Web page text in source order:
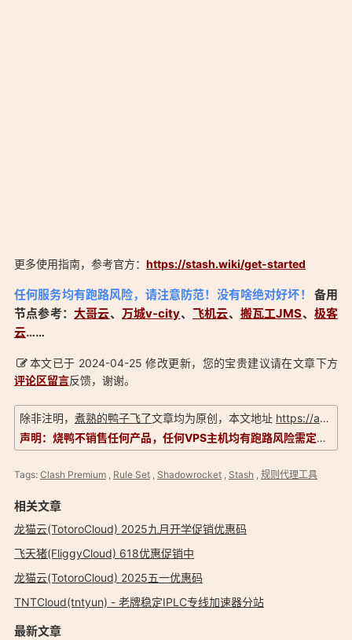
更多使用指南，参考官方： https://stash.wiki/get-started
「Stash 简单实用 iOS / macOS Clash 客户端、支持多协议代
理：https://aduck.win/39/」
任何服务均有跑路风险，请注意防范！没有啥绝对好坏！
备用
节点参考：大哥云、 万城v-city、 飞机云、 搬瓦工JMS、 极客
云……
本文已于 2024-04-25 修改更新，您的宝贵建议请在文章下方
评论区留言反馈，谢谢。
除非注明， 煮熟的鸭子飞了文章均为原创，本文地址 https://aduck.win/39/
声明：烧鸭不销售任何产品，任何VPS主机均有跑路风险需定期备份，信息以实际为准，评测仅供参考！
Tags: Clash Premium, Rule Set, Shadowrocket, Stash, 规则代理工具
相关文章
龙猫云(TotoroCloud) 2025九月开学促销优惠码
飞天猪(FliggyCloud) 618优惠促销中
龙猫云(TotoroCloud) 2025五一优惠码
TNTCloud(tntyun) - 老牌稳定IPLC专线加速器分站
最新文章